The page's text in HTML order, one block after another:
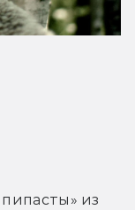
из